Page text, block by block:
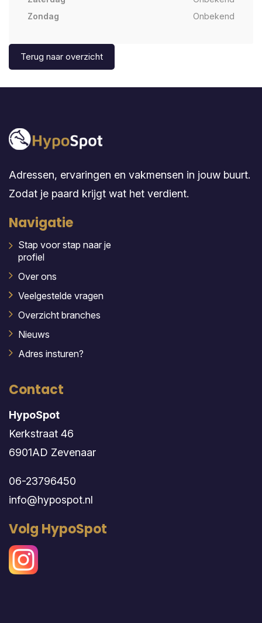
Zondag
Onbekend
Terug naar overzicht
Adressen, ervaringen en vakmensen in jouw buurt.
Zodat je paard krijgt wat het verdient.
Navigatie
Stap voor stap naar je
profiel
Over ons
Veelgestelde vragen
Overzicht branches
Nieuws
Adres insturen?
Contact
HypoSpot
Kerkstraat 46
6901AD Zevenaar
06-23796450
info@hypospot.nl
Volg HypoSpot